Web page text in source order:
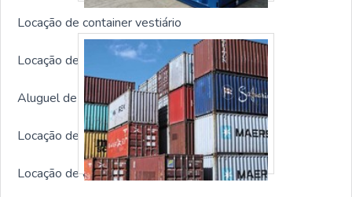
Locação de container vestiário
Locação de container para escritório
Aluguel de container para obra
Locação de container preço
Locação de container dormitório